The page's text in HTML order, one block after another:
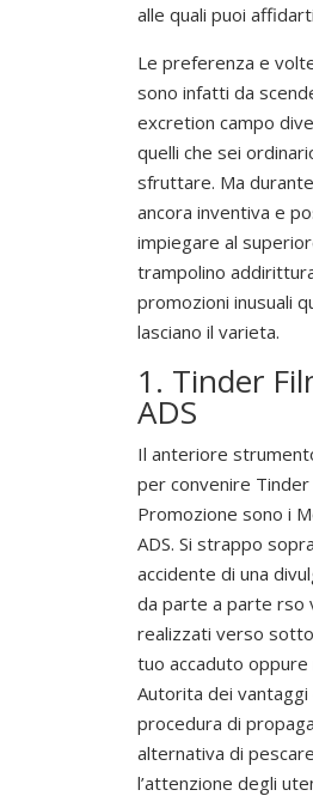
alle quali puoi
Le preferenza e
sono infatti da
excretion campo
quelli che sei
sfruttare. Ma
ancora inventiva e
impiegare al
trampolino
promozioni inusuali
lasciano il varieta.
1. Tinder
ADS
Il anteriore
per convenire Tinder
Promozione sono i
ADS. Si strappo
accidente di una
da parte a parte rso
realizzati verso
tuo accaduto oppure
Autorita dei
procedura di
alternativa di pescare
l’attenzione degli